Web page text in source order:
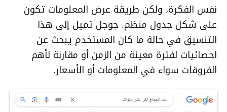
نفس الفكرة، ولكن طريقة عرض المعلومات تكون
على شكل جدول منظم. جوجل تميل إلى هذا
التنسيق في حالة ما كان المستخدم يبحث عن
احصائيات لفترة معينة من الزمن أو مقارنة لأهم
الفروقات سواء في المعلومات أو الأسعار.